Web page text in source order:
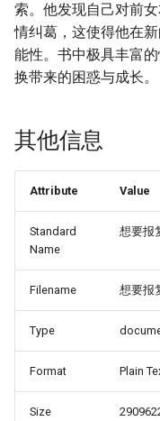
索。他发现自己对前
情纠葛，这使得他在
能性。书中极具丰富
换带来的困惑与成长。
其他信息
Attribute Value
Standard
Name
想要报
Filename 想要报
Type
Format Plain
Size